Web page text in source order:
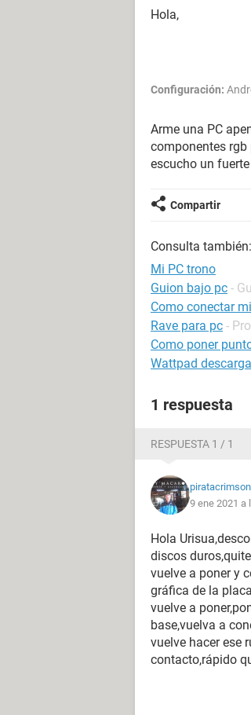
Hola,
Configuración:
Arme una PC
componentes rgb
escucho un
Compartir
Consulta también:
Mi PC trono
Guion bajo pc -
Como conectar
Rave para pc -
Como poner
Wattpad
1 respuesta
RESPUESTA 1 / 1
piratacrimson
9 ene 2021 a
Hola
discos
vuelve a poner y
gráfica de la
vuelve a
base,vuelva a
vuelve hacer ese
contacto,rápido